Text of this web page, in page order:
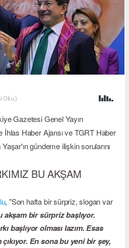
Oku)
Gazetesi Genel Yayın
Haber Ajansı ve TGRT Haber
gündeme ilişkin sorularını
BU AKŞAM
, "Son hafta bir sürpriz, slogan var
akşam bir sürpriz başlıyor.
başlıyor olması lazım. Esas
En sona bu yeni bir şey,